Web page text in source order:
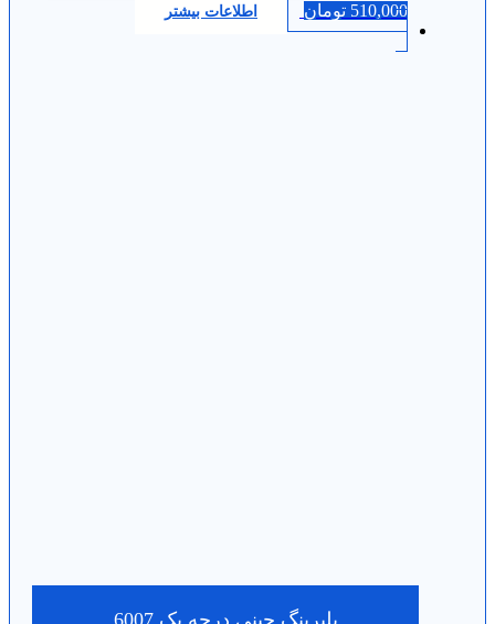
510,000 تومان اطلاعات بیشتر
بلبرینگ چینی درجه یک 6007